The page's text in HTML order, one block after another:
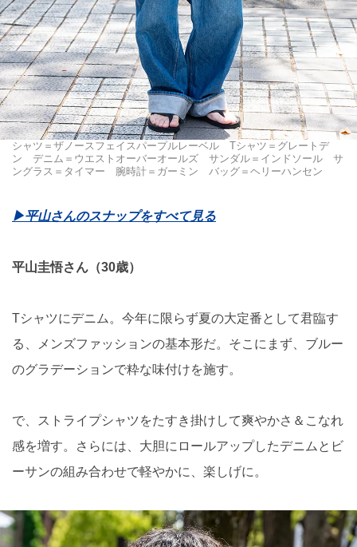
シャツ＝ザノースフェイスパープルレーベル Tシャツ＝グレートデ
ン デニム＝ウエストオーバーオールズ サンダル＝インドソール サ
ングラス＝タイマー 腕時計＝ガーミン バッグ＝ヘリーハンセン
▶︎平山さんのスナップをすべて見る
平山圭悟さん（30歳）
Tシャツにデニム。今年に限らず夏の大定番として君臨す
る、メンズファッションの基本形だ。そこにまず、ブルー
のグラデーションで粋な味付けを施す。
で、ストライプシャツをたすき掛けして爽やかさ＆こなれ
感を増す。さらには、大胆にロールアップしたデニムとビ
ーサンの組み合わせで軽やかに、楽しげに。